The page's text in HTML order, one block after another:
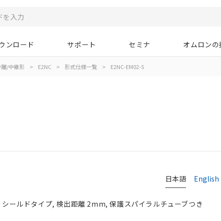
ンロード サポート セミナ オムロン
/中継形 > E2NC > 形式仕様一覧 > E2NC-EM02-S
日本語 English
ールドタイプ, 検出距離 2mm, 保護スパイラルチューブつき